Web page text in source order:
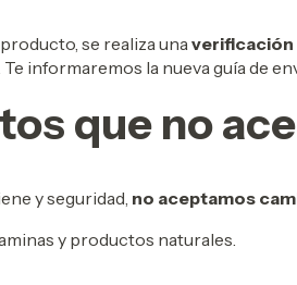
se realiza una verificación
informaremos la nueva guía de
que no
y seguridad, no aceptamos
y productos naturales.